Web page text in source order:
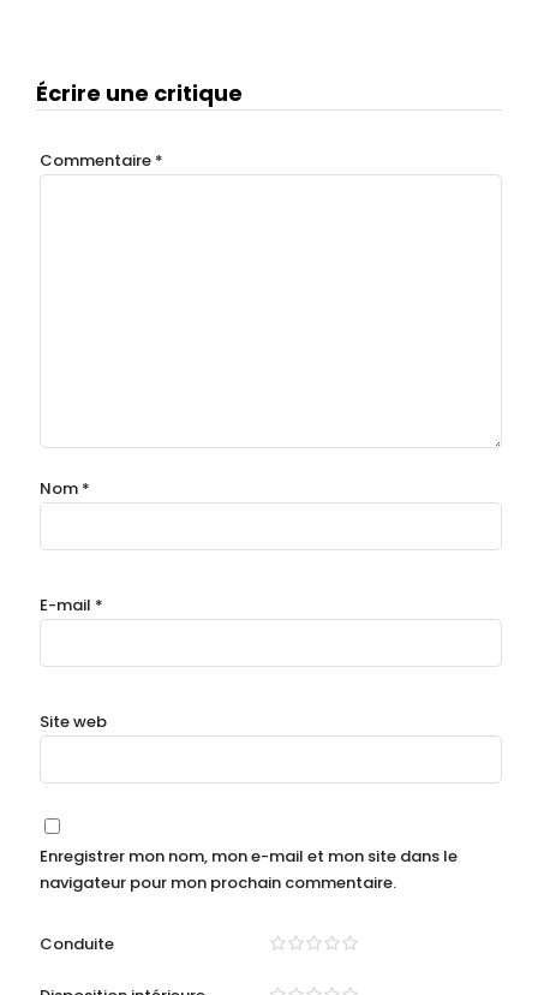
Écrire une critique
Commentaire *
Nom *
E-mail *
Site web
Enregistrer mon nom, mon e-mail et mon site dans le
navigateur pour mon prochain commentaire.
Conduite